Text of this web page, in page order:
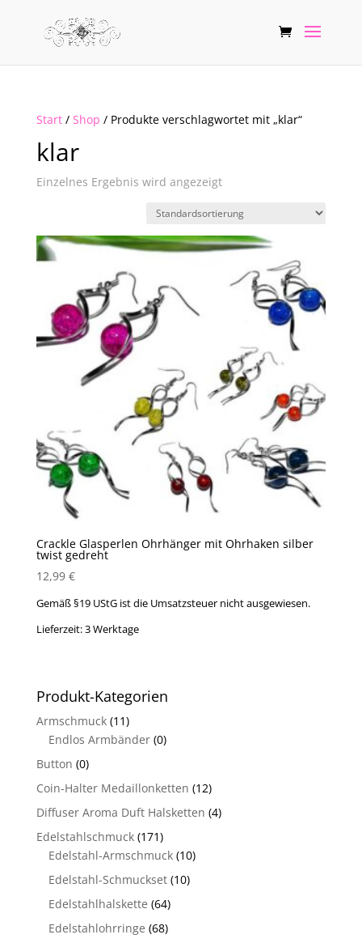
Start/ Shop / Produkte verschlagwortet mit „klar“
klar
Einzelnes Ergebnis wird angezeigt
Crackle Glasperlen Ohrhänger mit Ohrhaken silber
twist gedreht
12,99 €
Gemäß §19 UStG ist die Umsatzsteuer nicht ausgewiesen.
Lieferzeit:3 Werktage
Produkt-Kategorien
Armschmuck (11)
Endlos Armbänder (0)
Button (0)
Coin-Halter Medaillonketten (12)
Diffuser Aroma Duft Halsketten (4)
Edelstahlschmuck (171)
Edelstahl-Armschmuck (10)
Edelstahl-Schmuckset (10)
Edelstahlhalskette (64)
Edelstahlohrringe (68)